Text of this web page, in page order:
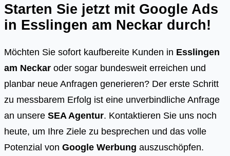
Starten Sie jetzt mit Google Ads
in Esslingen am Neckar durch!
Möchten Sie sofort kaufbereite Kunden in Esslingen
am Neckar oder sogar bundesweit erreichen und
planbar neue Anfragen generieren? Der erste Schritt
zu messbarem Erfolg ist eine unverbindliche Anfrage
an unsere SEA Agentur. Kontaktieren Sie uns noch
heute, um Ihre Ziele zu besprechen und das volle
Potenzial von Google Werbung auszuschöpfen.